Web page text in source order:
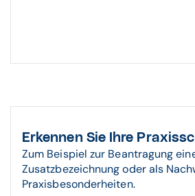
Erkennen Sie Ihre
Zum Beispiel zur Beantragung
Zusatzbezeichnung oder als
Praxisbesonderheiten.